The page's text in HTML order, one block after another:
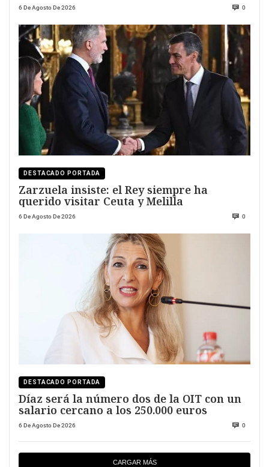
6 De Agosto De 2026 0
DESTACADO PORTADA
Zarzuela insiste: el Rey siempre ha
querido visitar Ceuta y Melilla
6 De Agosto De 2026 0
DESTACADO PORTADA
Díaz será la número dos de la OIT con un
salario cercano a los 250.000 euros
6 De Agosto De 2026 0
CARGAR MÁS